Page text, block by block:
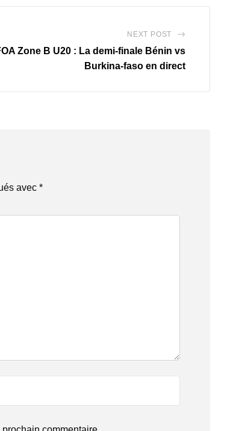
NEXT POST
Zone B U20 : La demi-finale Bénin vs
Burkina-faso en direct
avec *